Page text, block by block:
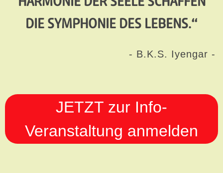
DIE SYMPHONIE DES LEBENS.“
- B.K.S. Iyengar -
JETZT zur Info-
Veranstaltung anmelden